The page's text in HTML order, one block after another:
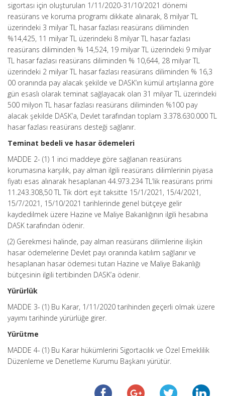
sigortası için oluşturulan 1/11/2020-31/10/2021 dönemi
reasürans ve koruma programı dikkate alınarak, 8 milyar TL
üzerindeki 3 milyar TL hasar fazlası reasürans diliminden
%14,425, 11 milyar TL üzerindeki 8 milyar TL hasar fazlası
reasürans diliminden % 14,524, 19 milyar TL üzerindeki 9 milyar
TL hasar fazlası reasürans diliminden % 10,644, 28 milyar TL
üzerindeki 2 milyar TL hasar fazlası reasürans diliminden % 16,3
00 oranında pay alacak şekilde ve DASK’ın kümül artışlarına göre
gün esaslı olarak teminat sağlayacak olan 31 milyar TL üzerindeki
500 milyon TL hasar fazlası reasürans diliminden %100 pay
alacak şekilde DASK’a, Devlet tarafından toplam 3.378.630.000 TL
hasar fazlası reasürans desteği sağlanır.
Teminat bedeli ve hasar ödemeleri
MADDE 2- (1) 1 inci maddeye göre sağlanan reasürans
korumasına karşılık, pay alman ilgili reasürans dilimlerinin piyasa
fiyatı esas alınarak hesaplanan 44.973.234 TL’lik reasürans primi
11.243.308,50 TL Tik dört eşit taksitte 15/1/2021, 15/4/2021,
15/7/2021, 15/10/2021 tarihlerinde genel bütçeye gelir
kaydedilmek üzere Hazine ve Maliye Bakanlığının ilgili hesabına
DASK tarafından ödenir.
(2) Gerekmesi halinde, pay alman reasürans dilimlerine ilişkin
hasar ödemelerine Devlet payı oranında katılım sağlanır ve
hesaplanan hasar ödemesi tutarı Hazine ve Maliye Bakanlığı
bütçesinin ilgili tertibinden DASK’a ödenir.
Yürürlük
MADDE 3- (1) Bu Karar, 1/11/2020 tarihinden geçerli olmak üzere
yayımı tarihinde yürürlüğe girer.
Yürütme
MADDE 4- (1) Bu Karar hükümlerini Sigortacılık ve Özel Emeklilik
Düzenleme ve Denetleme Kurumu Başkanı yürütür.